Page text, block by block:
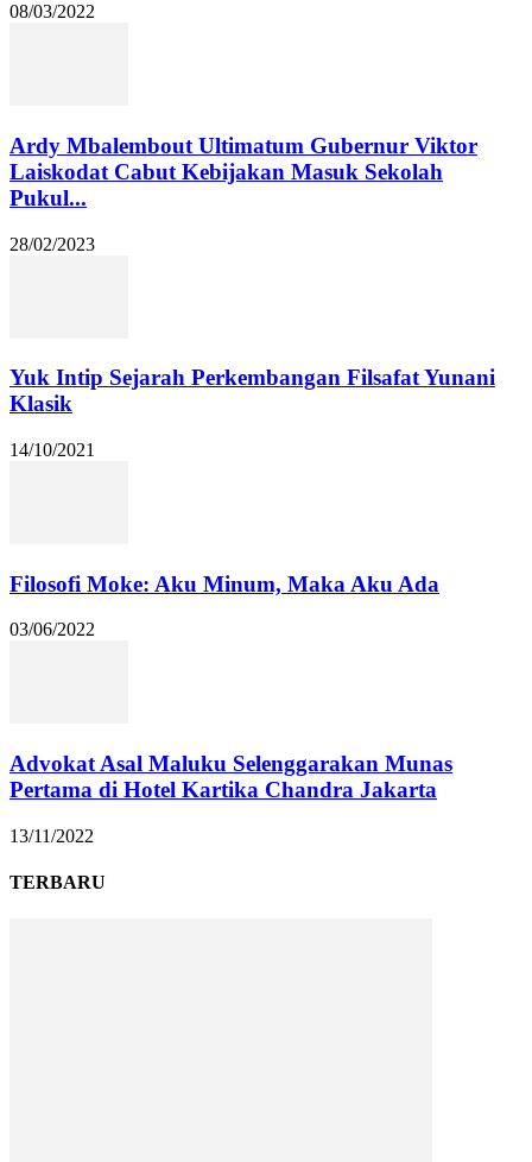
08/03/2022
Ardy Mbalembout Ultimatum Gubernur Viktor
Laiskodat Cabut Kebijakan Masuk Sekolah
Pukul...
28/02/2023
Yuk Intip Sejarah Perkembangan Filsafat Yunani
Klasik
14/10/2021
Filosofi Moke: Aku Minum, Maka Aku Ada
03/06/2022
Advokat Asal Maluku Selenggarakan Munas
Pertama di Hotel Kartika Chandra Jakarta
13/11/2022
TERBARU